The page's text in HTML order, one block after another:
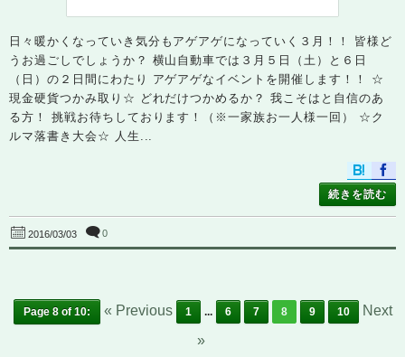
日々暖かくなっていき気分もアゲアゲになっていく３月！！ 皆様ど
うお過ごしでしょうか？ 横山自動車では３月５日（土）と６日
（日）の２日間にわたり アゲアゲなイベントを開催します！！ ☆
現金硬貨つかみ取り☆ どれだけつかめるか？ 我こそはと自信のあ
る方！ 挑戦お待ちしております！（※一家族お一人様一回） ☆ク
ルマ落書き大会☆ 人生...
続きを読む
2016/03/03 0
Page 8 of 10: « Previous 1 ... 6 7 8 9 10
Next
»